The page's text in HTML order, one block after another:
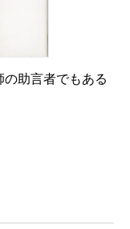
助言者でもある